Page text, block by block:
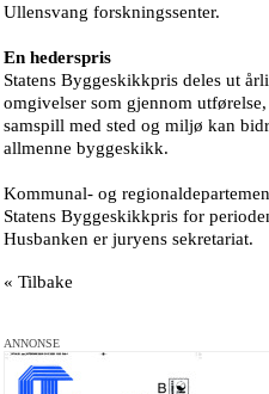
Ullensvang forskningssenter.
En hederspris
Statens Byggeskikkpris deles ut
omgivelser som gjennom
samspill med sted og miljø kan
allmenne byggeskikk.
Kommunal- og
Statens Byggeskikkpris for
Husbanken er juryens sekretariat.
« Tilbake
ANNONSE